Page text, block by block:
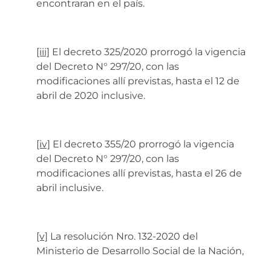
encontraran en el país.
[iii] El decreto 325/2020 prorrogó la vigencia
del Decreto N° 297/20, con las
modificaciones allí previstas, hasta el 12 de
abril de 2020 inclusive.
[iv] El decreto 355/20 prorrogó la vigencia
del Decreto N° 297/20, con las
modificaciones allí previstas, hasta el 26 de
abril inclusive.
[v] La resolución Nro. 132-2020 del
Ministerio de Desarrollo Social de la Nación,